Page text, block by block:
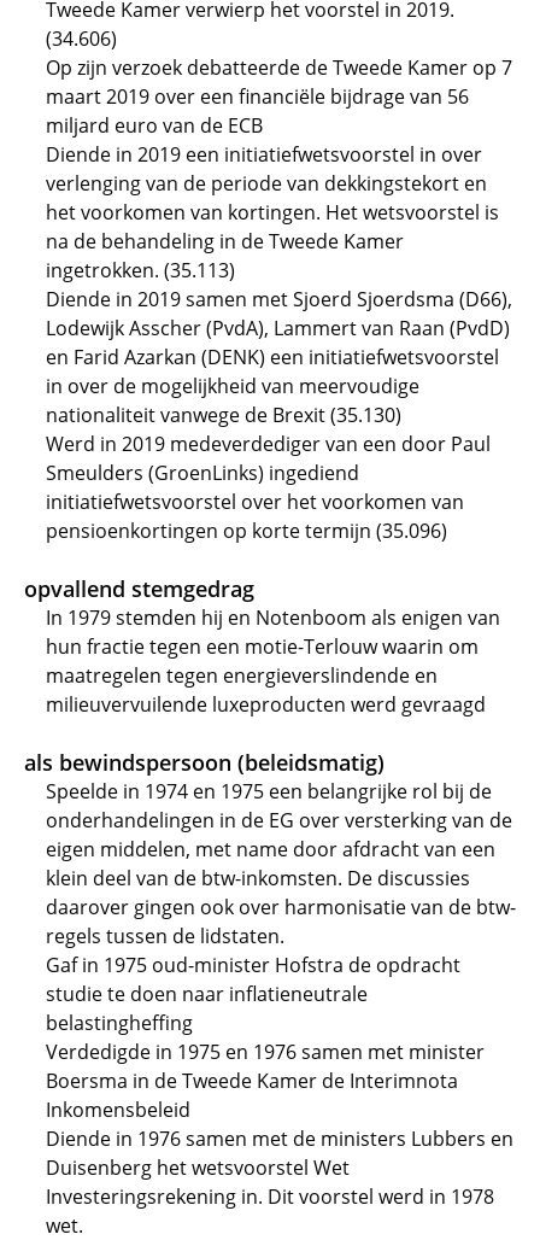
Tweede Kamer verwierp het voorstel in 2019.
(34.606)
Op zijn verzoek debatteerde de Tweede Kamer op 7
maart 2019 over een financiële bijdrage van 56
miljard euro van de ECB
Diende in 2019 een initiatiefwetsvoorstel in over
verlenging van de periode van dekkingstekort en
het voorkomen van kortingen. Het wetsvoorstel is
na de behandeling in de Tweede Kamer
ingetrokken. (35.113)
Diende in 2019 samen met Sjoerd Sjoerdsma (D66),
Lodewijk Asscher (PvdA), Lammert van Raan (PvdD)
en Farid Azarkan (DENK) een initiatiefwetsvoorstel
in over de mogelijkheid van meervoudige
nationaliteit vanwege de Brexit (35.130)
Werd in 2019 medeverdediger van een door Paul
Smeulders (GroenLinks) ingediend
initiatiefwetsvoorstel over het voorkomen van
pensioenkortingen op korte termijn (35.096)
opvallend stemgedrag
In 1979 stemden hij en Notenboom als enigen van
hun fractie tegen een motie-Terlouw waarin om
maatregelen tegen energieverslindende en
milieuvervuilende luxeproducten werd gevraagd
als bewindspersoon (beleidsmatig)
Speelde in 1974 en 1975 een belangrijke rol bij de
onderhandelingen in de EG over versterking van de
eigen middelen, met name door afdracht van een
klein deel van de btw-inkomsten. De discussies
daarover gingen ook over harmonisatie van de btw-
regels tussen de lidstaten.
Gaf in 1975 oud-minister Hofstra de opdracht
studie te doen naar inflatieneutrale
belastingheffing
Verdedigde in 1975 en 1976 samen met minister
Boersma in de Tweede Kamer de Interimnota
Inkomensbeleid
Diende in 1976 samen met de ministers Lubbers en
Duisenberg het wetsvoorstel Wet
Investeringsrekening in. Dit voorstel werd in 1978
wet.